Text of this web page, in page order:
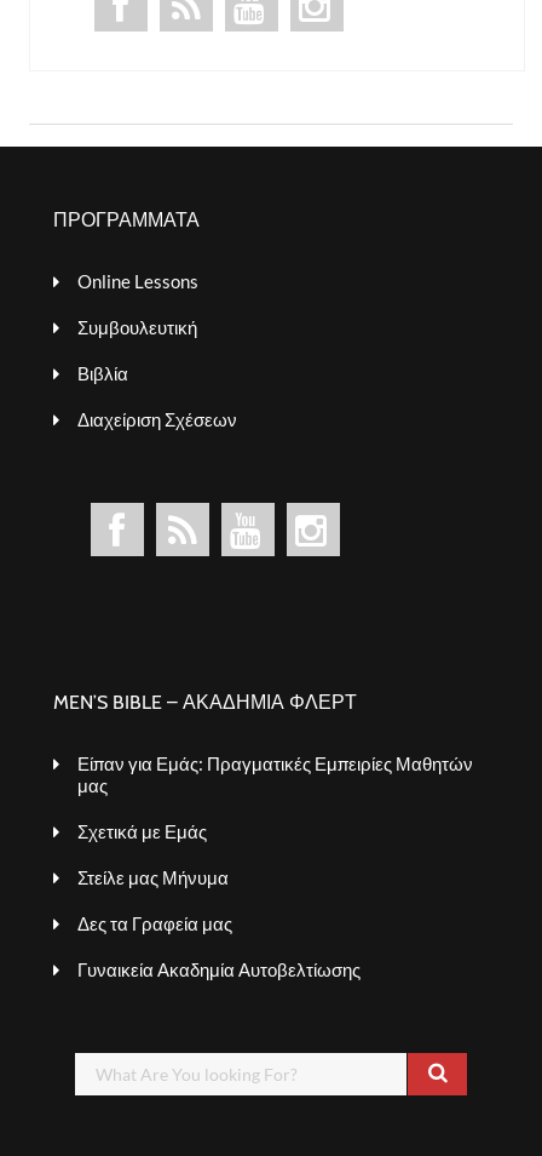
ΠΡΟΓΡΑΜΜΑΤΑ
Online Lessons
Συμβουλευτική
Βιβλία
Διαχείριση Σχέσεων
MEN’S BIBLE – ΑΚΑΔΗΜΙΑ ΦΛΕΡΤ
Είπαν για Εμάς: Πραγματικές Εμπειρίες Μαθητών
μας
Σχετικά με Εμάς
Στείλε μας Μήνυμα
Δες τα Γραφεία μας
Γυναικεία Ακαδημία Αυτοβελτίωσης